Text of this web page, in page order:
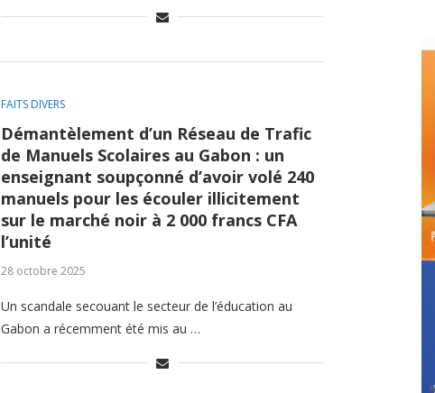
FAITS DIVERS
Démantèlement d’un Réseau de Trafic
de Manuels Scolaires au Gabon : un
enseignant soupçonné d’avoir volé 240
manuels pour les écouler illicitement
sur le marché noir à 2 000 francs CFA
l’unité
28 octobre 2025
Un scandale secouant le secteur de l’éducation au
Gabon a récemment été mis au …